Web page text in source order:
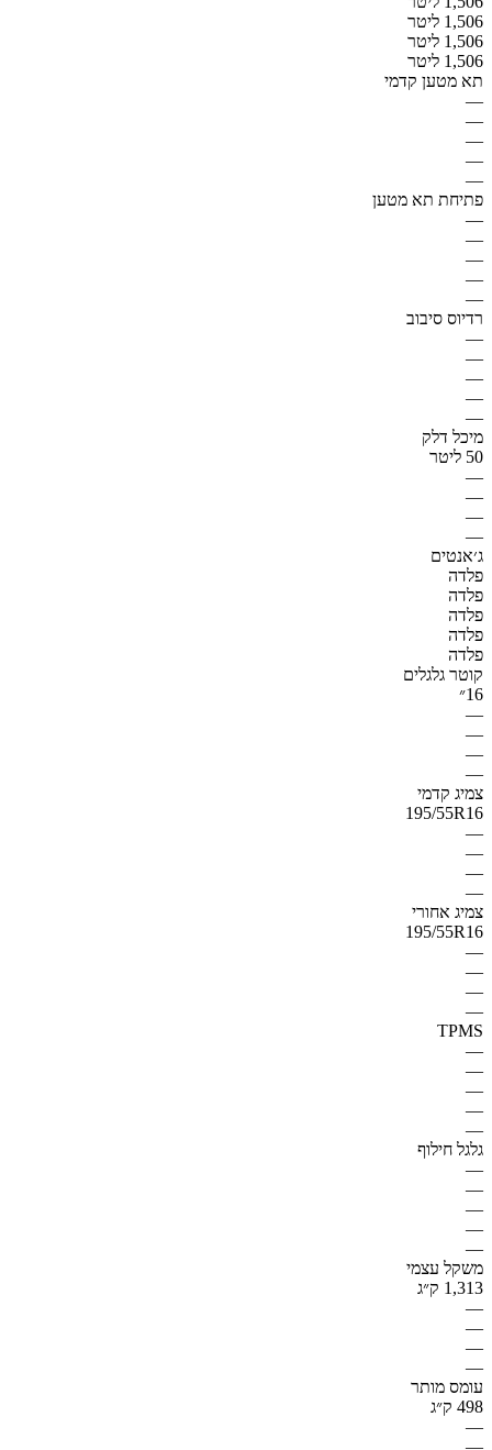
1,506 ליטר
1,506 ליטר
1,506 ליטר
תא מטען קדמי
—
—
—
—
—
פתיחת תא מטען
—
—
—
—
—
רדיוס סיבוב
—
—
—
—
—
מיכל דלק
50 ליטר
—
—
—
—
ג׳אנטים
פלדה
פלדה
פלדה
פלדה
פלדה
קוטר גלגלים
16״
—
—
—
—
צמיג קדמי
195/55R16
—
—
—
—
צמיג אחורי
195/55R16
—
—
—
—
TPMS
—
—
—
—
—
גלגל חילוף
—
—
—
—
—
משקל עצמי
1,313 ק״ג
—
—
—
—
עומס מותר
498 ק״ג
—
—